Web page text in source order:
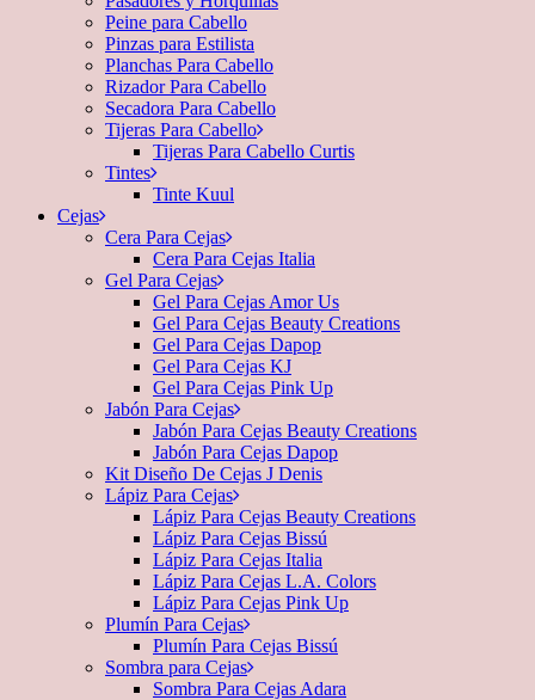
Peine para Cabello
Pinzas para Estilista
Planchas Para Cabello
Rizador Para Cabello
Secadora Para Cabello
Tijeras Para Cabello
Tijeras Para Cabello Curtis
Tintes
Tinte Kuul
Cejas
Cera Para Cejas
Cera Para Cejas Italia
Gel Para Cejas
Gel Para Cejas Amor Us
Gel Para Cejas Beauty Creations
Gel Para Cejas Dapop
Gel Para Cejas KJ
Gel Para Cejas Pink Up
Jabón Para Cejas
Jabón Para Cejas Beauty Creations
Jabón Para Cejas Dapop
Kit Diseño De Cejas J Denis
Lápiz Para Cejas
Lápiz Para Cejas Beauty Creations
Lápiz Para Cejas Bissú
Lápiz Para Cejas Italia
Lápiz Para Cejas L.A. Colors
Lápiz Para Cejas Pink Up
Plumín Para Cejas
Plumín Para Cejas Bissú
Sombra para Cejas
Sombra Para Cejas Adara